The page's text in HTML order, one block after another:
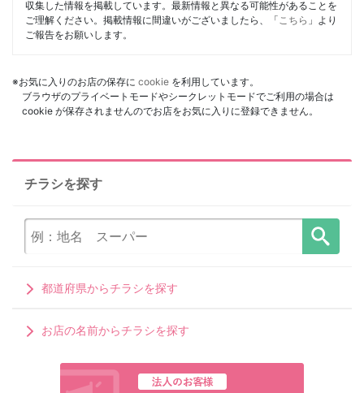
収集した情報を掲載しています。最新情報と異なる可能性があることを
ご理解ください。掲載情報に間違いがございましたら、「 こちら 」より
ご報告をお願いします。
※お気に入りのお店の保存に cookie を利用しています。
ブラウザのプライベートモードやシークレットモードでご利用の場合は
cookie が保存されませんのでお店をお気に入りに登録できません。
チラシを探す
都道府県からチラシを探す
お店の名前からチラシを探す